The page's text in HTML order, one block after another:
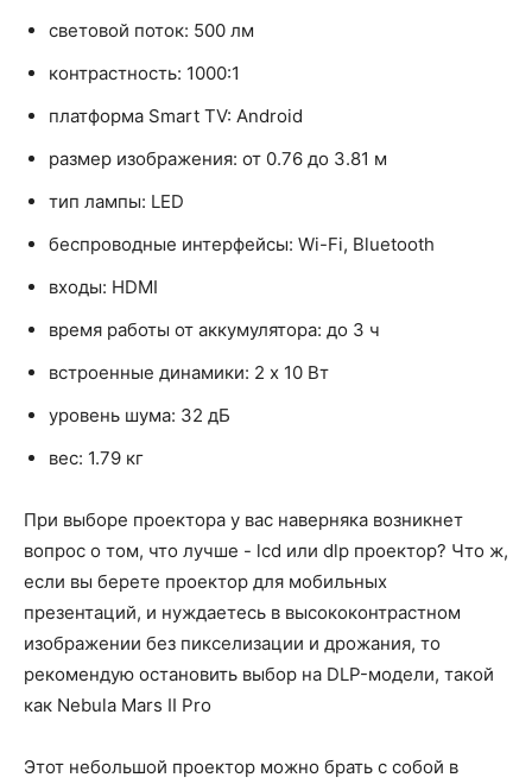
световой поток: 500 лм
контрастность: 1000:1
платформа Smart TV: Android
размер изображения: от 0.76 до 3.81 м
тип лампы: LED
беспроводные интерфейсы: Wi-Fi, Bluetooth
входы: HDMI
время работы от аккумулятора: до 3 ч
встроенные динамики: 2 x 10 Вт
уровень шума: 32 дБ
вес: 1.79 кг
При выборе проектора у вас наверняка возникнет
вопрос о том, что лучше - lcd или dlp проектор? Что ж,
если вы берете проектор для мобильных
презентаций, и нуждаетесь в высококонтрастном
изображении без пикселизации и дрожания, то
рекомендую остановить выбор на DLP-модели, такой
как Nebula Mars II Pro
Этот небольшой проектор можно брать с собой в